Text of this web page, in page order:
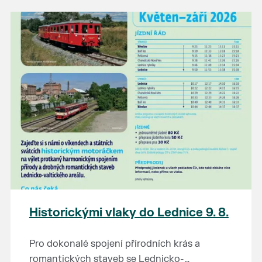
Prodejce prosíme tradičně o příchod 30
minut před začátkem, aby si vše na
prodejních místech stihli přichystat. Pokud
plánujete přijít a chcete rezervovat prodejní
místo, potvrďte prosím účast přes email
petr.vlasak@breclav.eu nebo zde v události,
ať víme, s kolika lidmi máme počítat. Počet
prodejních míst je omezen.
Těšíme se jako vždy!
Historickými vlaky do Lednice 9. 8.
Pro dokonalé spojení přírodních krás a
romantických staveb se Lednicko-